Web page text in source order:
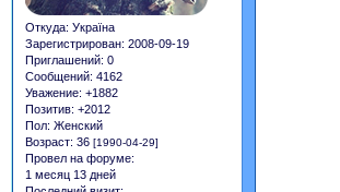
Откуда: Україна
Зарегистрирован: 2008-09-19
Приглашений: 0
Сообщений: 4162
Уважение: +1882
Позитив: +2012
Пол: Женский
Возраст: 36 [1990-04-29]
Провел на форуме:
1 месяц 13 дней